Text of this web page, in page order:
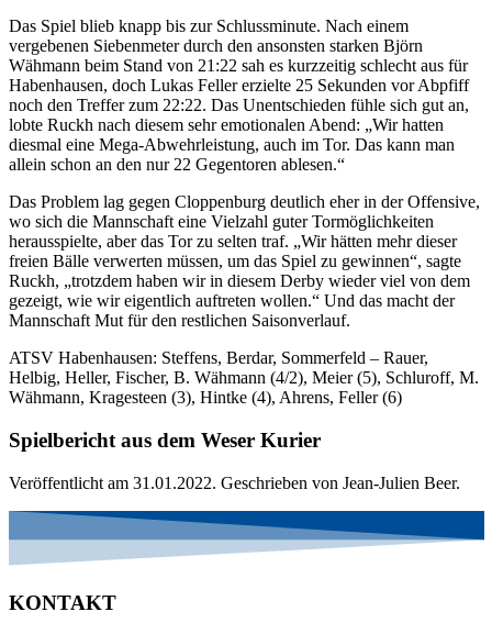
Das Spiel blieb knapp bis zur Schlussminute. Nach einem
vergebenen Siebenmeter durch den ansonsten starken Björn
Wähmann beim Stand von 21:22 sah es kurzzeitig schlecht aus für
Habenhausen, doch Lukas Feller erzielte 25 Sekunden vor Abpfiff
noch den Treffer zum 22:22. Das Unentschieden fühle sich gut an,
lobte Ruckh nach diesem sehr emotionalen Abend: „Wir hatten
diesmal eine Mega-Abwehrleistung, auch im Tor. Das kann man
allein schon an den nur 22 Gegentoren ablesen.“
Das Problem lag gegen Cloppenburg deutlich eher in der Offensive,
wo sich die Mannschaft eine Vielzahl guter Tormöglichkeiten
herausspielte, aber das Tor zu selten traf. „Wir hätten mehr dieser
freien Bälle verwerten müssen, um das Spiel zu gewinnen“, sagte
Ruckh, „trotzdem haben wir in diesem Derby wieder viel von dem
gezeigt, wie wir eigentlich auftreten wollen.“ Und das macht der
Mannschaft Mut für den restlichen Saisonverlauf.
ATSV Habenhausen: Steffens, Berdar, Sommerfeld – Rauer,
Helbig, Heller, Fischer, B. Wähmann (4/2), Meier (5), Schluroff, M.
Wähmann, Kragesteen (3), Hintke (4), Ahrens, Feller (6)
Spielbericht aus dem Weser Kurier
Veröffentlicht am 31.01.2022. Geschrieben von Jean-Julien Beer.
KONTAKT